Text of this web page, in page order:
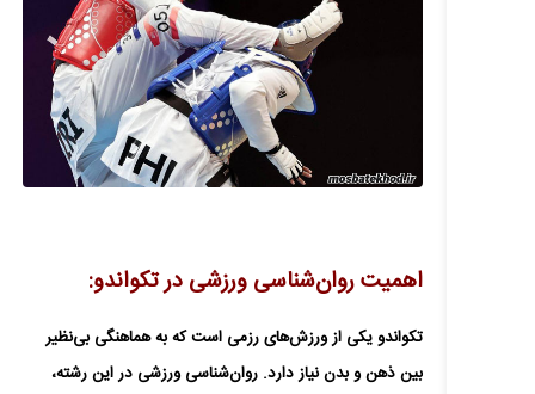
اهمیت روان‌شناسی ورزشی در تکواندو:
تکواندو یکی از ورزش‌های رزمی است که به هماهنگی بی‌نظیر
بین ذهن و بدن نیاز دارد. روان‌شناسی ورزشی در این رشته،